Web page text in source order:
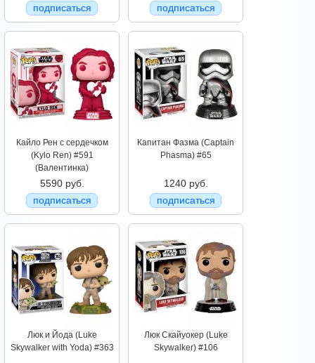
подписаться
подписаться
Кайло Рен с сердечком
(Kylo Ren) #591
(Валентинка)
5590 руб.
подписаться
Капитан Фазма (Captain
Phasma) #65
1240 руб.
подписаться
Люк и Йода (Luke
Skywalker with Yoda) #363
Люк Скайуокер (Luke
Skywalker) #106